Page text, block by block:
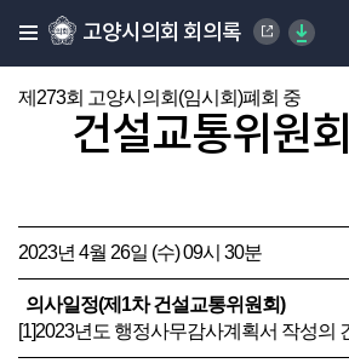
고양시의회 회의록
제273회 고양시의회(임시회)폐회 중
건설교통위원
2023년 4월 26일 (수) 09시 30분
의사일정(제1차 건설교통위원회)
[1]2023년도 행정사무감사계획서 작성의